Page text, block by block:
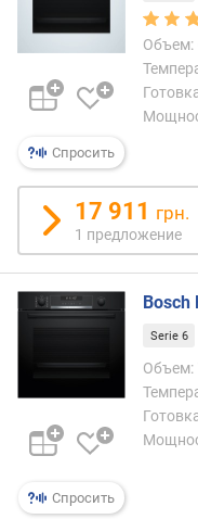
и
н
а
д
я
в
с
т
р
а
в
а
и
я
м
Спросить
Объем:
17 911 грн.
1 предложение
Спросить
Bosch
Serie 6
Объем: